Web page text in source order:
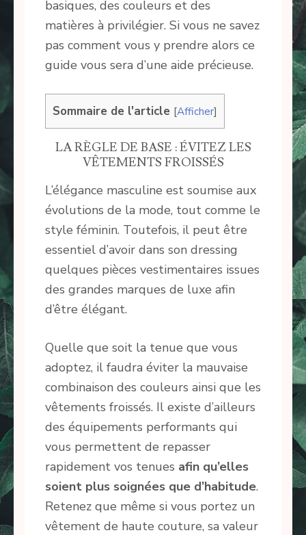
basiques, des couleurs et des
matières à privilégier. Si vous ne savez
pas comment vous y prendre alors ce
guide vous sera d’une aide précieuse.
Sommaire de l'article [Afficher]
LA RÈGLE DE BASE : ÉVITEZ LES
VÊTEMENTS FROISSÉS
L’élégance masculine est soumise aux
évolutions de la mode, tout comme le
style féminin. Toutefois, il peut être
essentiel d’avoir dans son dressing
quelques pièces vestimentaires issues
des grandes marques de luxe afin
d’être élégant.
Quelle que soit la tenue que vous
adoptez, il faudra éviter la mauvaise
combinaison des couleurs ainsi que les
vêtements froissés. Il existe d’ailleurs
des équipements performants qui
vous permettent de repasser
rapidement vos tenues afin qu’elles
soient plus soignées que d’habitude.
Retenez que même si vous portez un
vêtement de haute couture, sa valeur